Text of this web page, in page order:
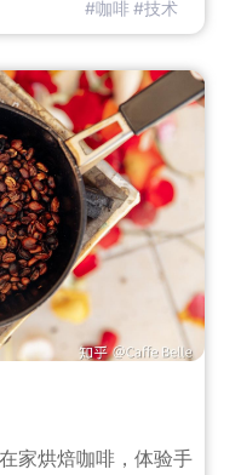
方便。以下有些我自
在业内辨识度比较高
选择
#咖啡#技术
家烘焙咖啡，体验手